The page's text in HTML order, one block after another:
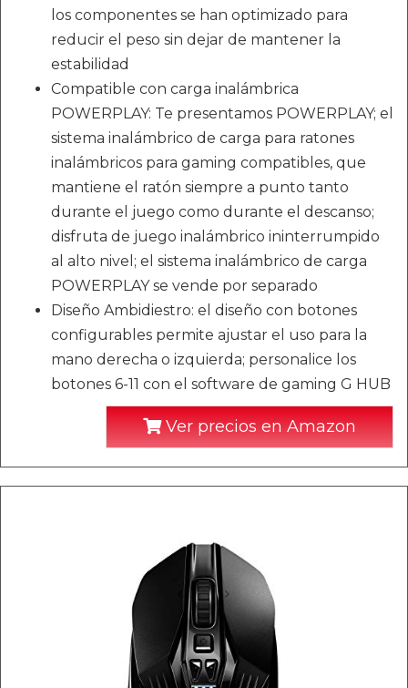
los componentes se han optimizado para
reducir el peso sin dejar de mantener la
estabilidad
Compatible con carga inalámbrica
POWERPLAY: Te presentamos POWERPLAY; el
sistema inalámbrico de carga para ratones
inalámbricos para gaming compatibles, que
mantiene el ratón siempre a punto tanto
durante el juego como durante el descanso;
disfruta de juego inalámbrico ininterrumpido
al alto nivel; el sistema inalámbrico de carga
POWERPLAY se vende por separado
Diseño Ambidiestro: el diseño con botones
configurables permite ajustar el uso para la
mano derecha o izquierda; personalice los
botones 6-11 con el software de gaming G HUB
Ver precios en Amazon